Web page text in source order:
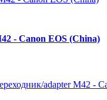
- Canon EOS (China)